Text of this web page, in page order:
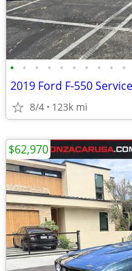
• • • • • • • • • •
8/4 123k mi
$62,970